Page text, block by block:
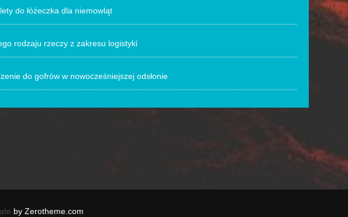
do łóżeczka dla niemowląt
rodzaju rzeczy z zakresu logistyki
do gofrów w nowocześniejszej odsłonie
by Zerotheme.com